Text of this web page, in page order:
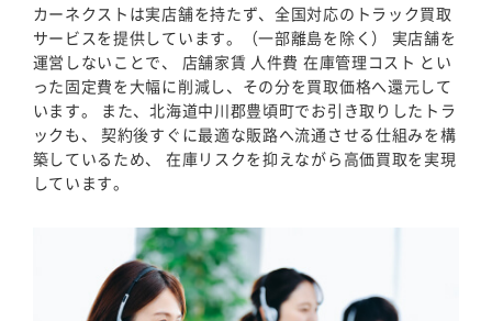
カーネクストは実店舗を持たず、全国対応のトラック買取
サービスを提供しています。（一部離島を除く） 実店舗を
運営しないことで、 店舗家賃 人件費 在庫管理コスト とい
った固定費を大幅に削減し、その分を買取価格へ還元して
います。 また、北海道中川郡豊頃町でお引き取りしたトラ
ックも、 契約後すぐに最適な販路へ流通させる仕組みを構
築しているため、 在庫リスクを抑えながら高価買取を実現
しています。